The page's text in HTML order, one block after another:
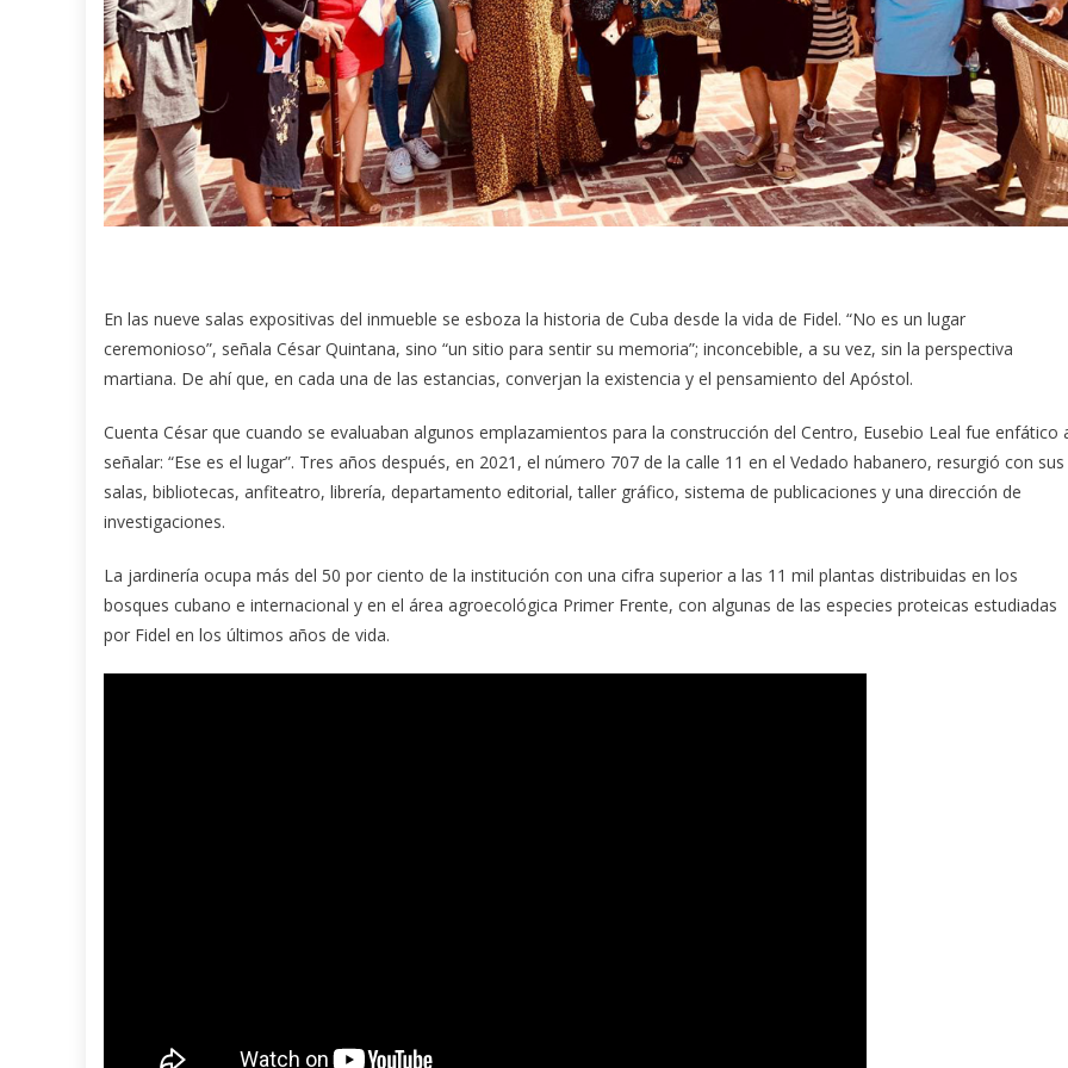
En las nueve salas expositivas del inmueble se esboza la historia de Cuba desde la vida de Fidel. “No es un lugar
ceremonioso”, señala César Quintana, sino “un sitio para sentir su memoria”; inconcebible, a su vez, sin la perspectiva
martiana. De ahí que, en cada una de las estancias, converjan la existencia y el pensamiento del Apóstol.
Cuenta César que cuando se evaluaban algunos emplazamientos para la construcción del Centro, Eusebio Leal fue enfático
señalar: “Ese es el lugar”. Tres años después, en 2021, el número 707 de la calle 11 en el Vedado habanero, resurgió con sus
salas, bibliotecas, anfiteatro, librería, departamento editorial, taller gráfico, sistema de publicaciones y una dirección de
investigaciones.
La jardinería ocupa más del 50 por ciento de la institución con una cifra superior a las 11 mil plantas distribuidas en los
bosques cubano e internacional y en el área agroecológica Primer Frente, con algunas de las especies proteicas estudiadas
por Fidel en los últimos años de vida.